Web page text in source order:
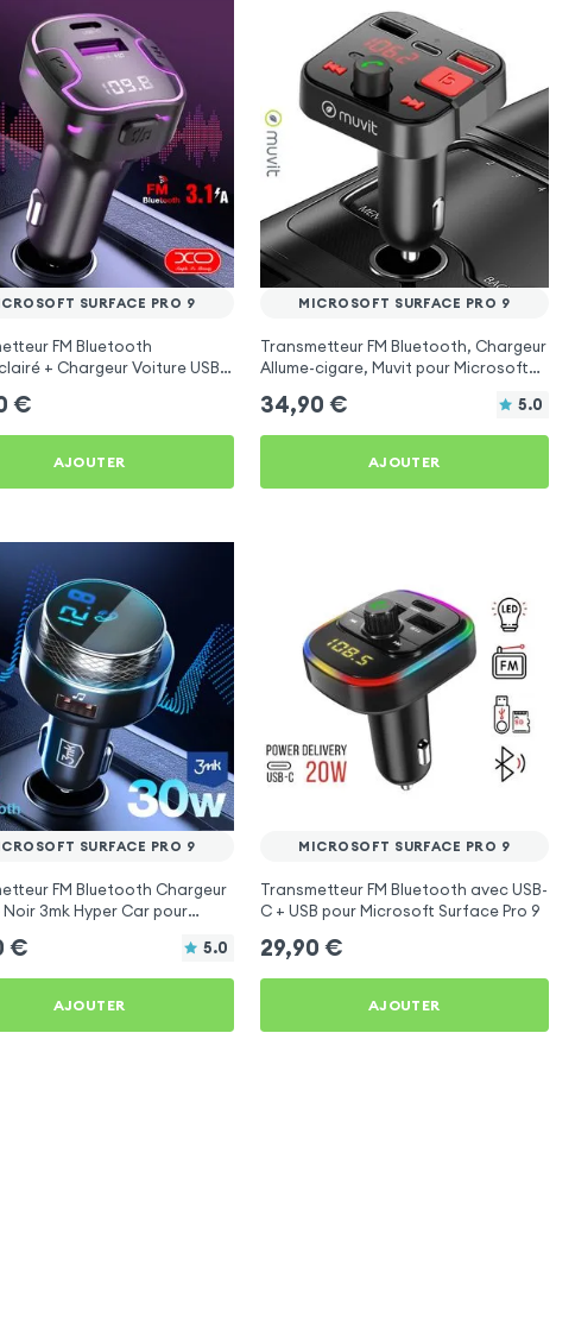
SURFACE PRO 9
FM Bluetooth
+ Chargeur Voiture USB
€
AJOUTER
MICROSOFT SURFACE PRO 9
Transmetteur FM Bluetooth, Chargeur
Allume-cigare, Muvit pour Microsoft
34,90 € 5.0
AJOUTER
SURFACE PRO 9
FM Bluetooth Chargeur
3mk Hyper Car pour
€ 5.0
AJOUTER
MICROSOFT SURFACE PRO 9
Transmetteur FM Bluetooth avec USB-
C + USB pour Microsoft Surface Pro 9
29,90 €
AJOUTER